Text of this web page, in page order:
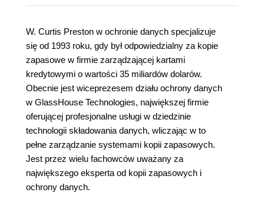
W. Curtis Preston w ochronie danych specjalizuje
się od 1993 roku, gdy był odpowiedzialny za kopie
zapasowe w firmie zarządzającej kartami
kredytowymi o wartości 35 miliardów dolarów.
Obecnie jest wiceprezesem działu ochrony danych
w GlassHouse Technologies, największej firmie
oferującej profesjonalne usługi w dziedzinie
technologii składowania danych, wliczając w to
pełne zarządzanie systemami kopii zapasowych.
Jest przez wielu fachowców uważany za
największego eksperta od kopii zapasowych i
ochrony danych.